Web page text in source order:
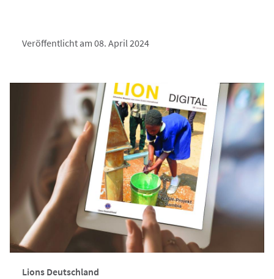
Veröffentlicht am 08. April 2024
Lions Deutschland